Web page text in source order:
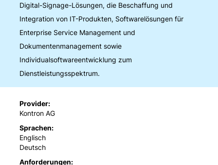
Digital-Signage-Lösungen, die Beschaffung und
Integration von IT-Produkten, Softwarelösungen für
Enterprise Service Management und
Dokumentenmanagement sowie
Individualsoftwareentwicklung zum
Dienstleistungsspektrum.
Provider
Kontron AG
Sprachen
Englisch
Deutsch
Anforderungen